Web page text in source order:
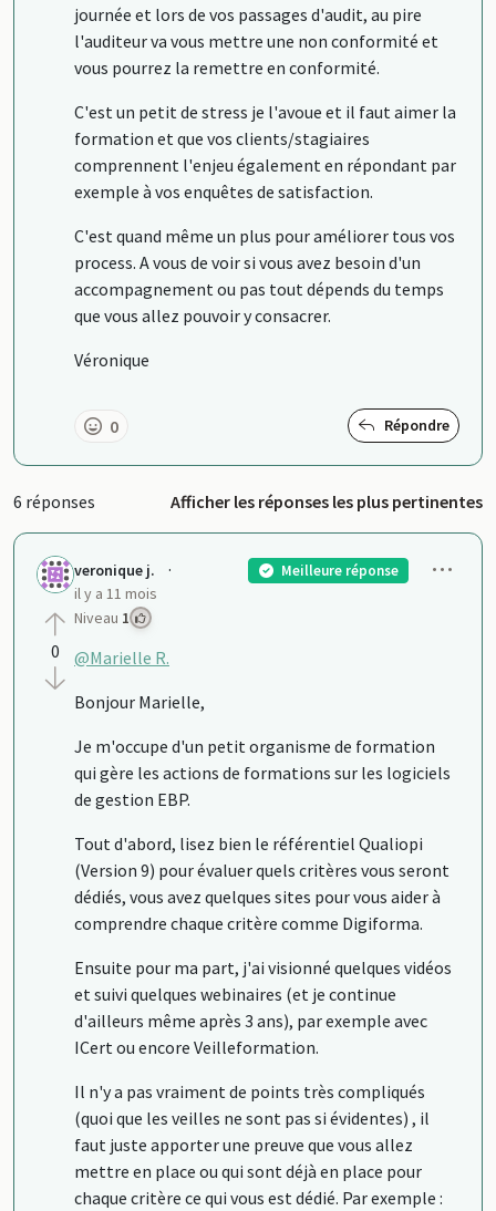
journée et lors de vos passages d'audit, au pire
l'auditeur va vous mettre une non conformité et
vous pourrez la remettre en conformité.
C'est un petit de stress je l'avoue et il faut aimer la
formation et que vos clients/stagiaires
comprennent l'enjeu également en répondant par
exemple à vos enquêtes de satisfaction.
C'est quand même un plus pour améliorer tous vos
process. A vous de voir si vous avez besoin d'un
accompagnement ou pas tout dépends du temps
que vous allez pouvoir y consacrer.
Véronique
0 Répondre
6 réponses Afficher les réponses les plus pertinentes
0
veronique j. ·
il y a 11 mois
Niveau 1
Meilleure réponse
@Marielle R.
Bonjour Marielle,
Je m'occupe d'un petit organisme de formation
qui gère les actions de formations sur les logiciels
de gestion EBP.
Tout d'abord, lisez bien le référentiel Qualiopi
(Version 9) pour évaluer quels critères vous seront
dédiés, vous avez quelques sites pour vous aider à
comprendre chaque critère comme Digiforma.
Ensuite pour ma part, j'ai visionné quelques vidéos
et suivi quelques webinaires (et je continue
d'ailleurs même après 3 ans), par exemple avec
ICert ou encore Veilleformation.
Il n'y a pas vraiment de points très compliqués
(quoi que les veilles ne sont pas si évidentes) , il
faut juste apporter une preuve que vous allez
mettre en place ou qui sont déjà en place pour
chaque critère ce qui vous est dédié. Par exemple :